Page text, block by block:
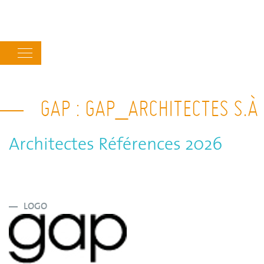
navigation
GAP : GAP_ARCHITECTES
Architectes Références 2026
LOGO